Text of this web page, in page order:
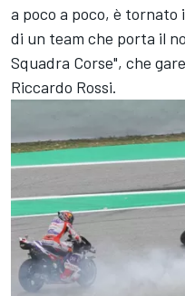
a poco a poco, è
di un team che porta il
Squadra Corse", che
Riccardo Rossi.